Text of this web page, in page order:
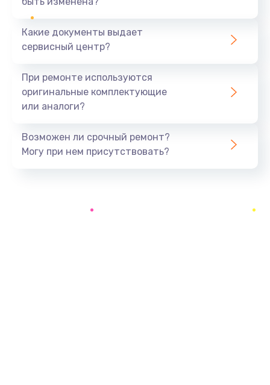
Замена системы охлаждения
Замена процессора
Заказать
Какие документы выдает
сервисный центр?
При ремонте используются
оригинальные комплектующие
или аналоги?
Возможен ли срочный ремонт?
Могу при нем присутствовать?